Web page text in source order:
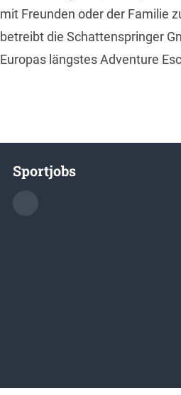
mit Freunden oder der Familie
betreibt die Schattenspringer
Europas längstes Adventure
Sportjobs